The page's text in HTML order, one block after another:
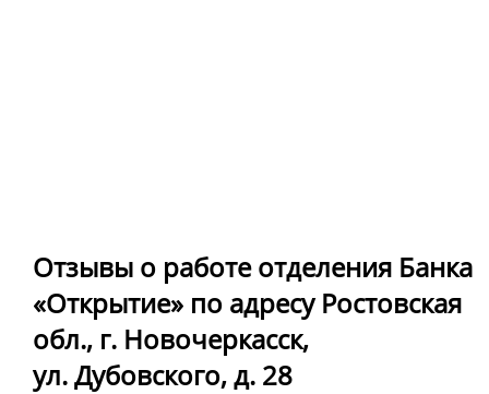
Отзывы о работе отделения Банка
«Открытие» по адресу Ростовская
обл., г. Новочеркасск,
ул. Дубовского, д. 28